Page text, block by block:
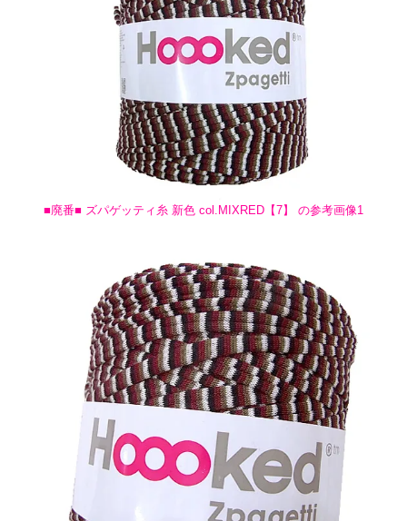
■廃番■ ズパゲッティ糸 新色 col.MIXRED【7】 の参考画像1